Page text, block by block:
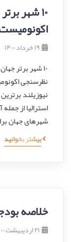
۱۰ شهر
اکونومیست ۲۰۲۱ برای
۱۹ خرداد ۱۴۰۰
نیوزیلند
استرالیا از
شهرهای جهان
بیشتر بخوانید
خلاصه بودجه
۲۱ اردیبهشت ۱۴۰۰